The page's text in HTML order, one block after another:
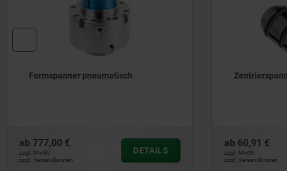
Zentrierspanner
ab 60,91 €
zzgl. MwSt.
zzgl. Versandkosten
DETAILS
Formspanner
ab 430,00 €
zzgl. MwSt.
zzgl. Versandkosten